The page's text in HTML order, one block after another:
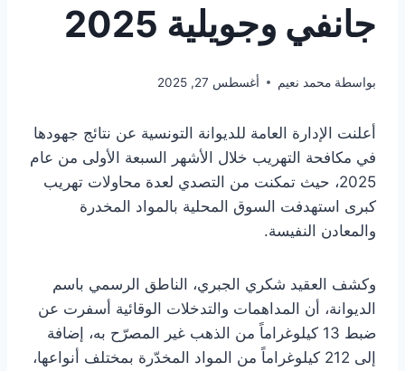
جانفي وجويلية 2025
بواسطة محمد نعيم أغسطس 27, 2025
أعلنت الإدارة العامة للديوانة التونسية عن نتائج جهودها
في مكافحة التهريب خلال الأشهر السبعة الأولى من عام
2025، حيث تمكنت من التصدي لعدة محاولات تهريب
كبرى استهدفت السوق المحلية بالمواد المخدرة
والمعادن النفيسة.
وكشف العقيد شكري الجبري، الناطق الرسمي باسم
الديوانة، أن المداهمات والتدخلات الوقائية أسفرت عن
ضبط 13 كيلوغراماً من الذهب غير المصرّح به، إضافة
إلى 212 كيلوغراماً من المواد المخدّرة بمختلف أنواعها،